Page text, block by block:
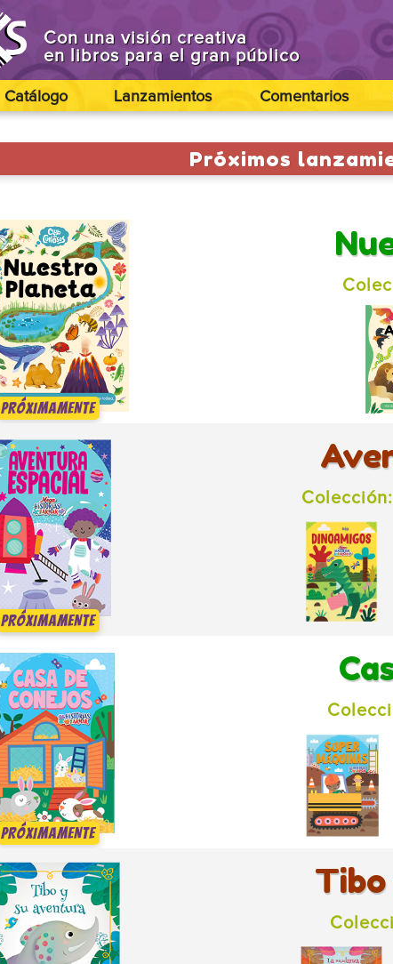
Con una visión creativa
en libros para el gran público
Catálogo Lanzamientos Comentarios
Próximos
PRÓXIMAMENTE
PRÓXIMAMENTE
PRÓXIMAMENTE